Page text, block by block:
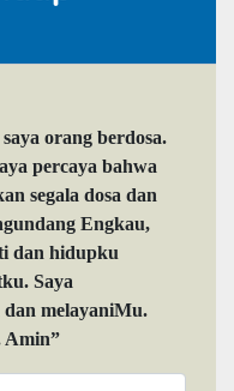
orang berdosa.
percaya bahwa
segala dosa dan
Engkau,
dan hidupku
Saya
melayaniMu.
Amin”